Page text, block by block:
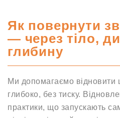
Як повернути
— через тіло,
глибину
Ми допомагаємо відновити
глибоко, без тиску.
практики, що запускають